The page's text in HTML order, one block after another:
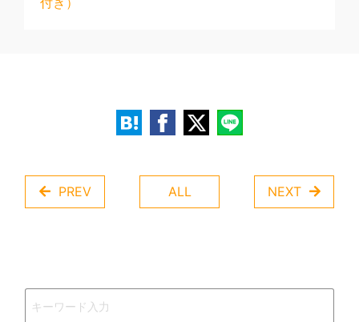
PREV ALL NEXT